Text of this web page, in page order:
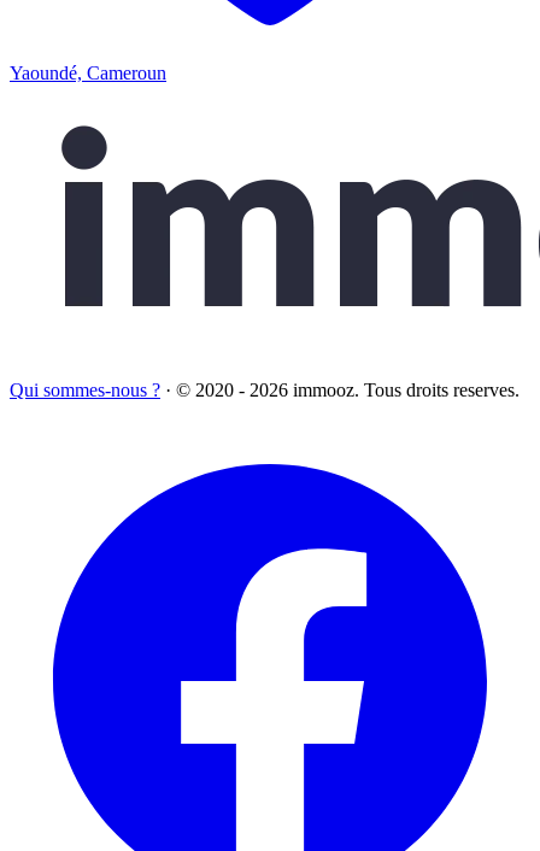
Yaoundé, Cameroun
Qui sommes-nous ? · © 2020 - 2026 immooz. Tous droits reserves.